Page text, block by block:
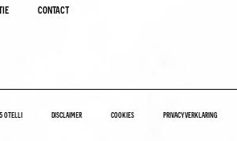
contact
otelli disclaimer cookies privacyverklaring